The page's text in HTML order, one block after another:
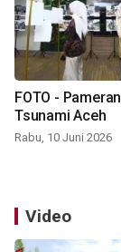
FOTO -
Tsunami Aceh
Rabu, 10 Juni 2026
Video